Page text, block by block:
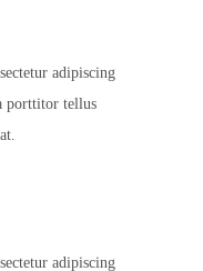
adipiscing
porttitor tellus
adipiscing